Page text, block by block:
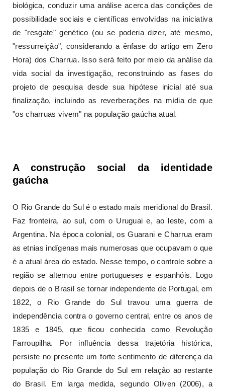
biológica, conduzir uma análise acerca das condições de
possibilidade sociais e científicas envolvidas na iniciativa
de "resgate" genético (ou se poderia dizer, até mesmo,
"ressurreição", considerando a ênfase do artigo em Zero
Hora) dos Charrua. Isso será feito por meio da análise da
vida social da investigação, reconstruindo as fases do
projeto de pesquisa desde sua hipótese inicial até sua
finalização, incluindo as reverberações na mídia de que
"os charruas vivem" na população gaúcha atual.
A construção social da identidade
gaúcha
O Rio Grande do Sul é o estado mais meridional do Brasil.
Faz fronteira, ao sul, com o Uruguai e, ao leste, com a
Argentina. Na época colonial, os Guarani e Charrua eram
as etnias indígenas mais numerosas que ocupavam o que
é a atual área do estado. Nesse tempo, o controle sobre a
região se alternou entre portugueses e espanhóis. Logo
depois de o Brasil se tornar independente de Portugal, em
1822, o Rio Grande do Sul travou uma guerra de
independência contra o governo central, entre os anos de
1835 e 1845, que ficou conhecida como Revolução
Farroupilha. Por influência dessa trajetória histórica,
persiste no presente um forte sentimento de diferença da
população do Rio Grande do Sul em relação ao restante
do Brasil. Em larga medida, segundo Oliven (2006), a